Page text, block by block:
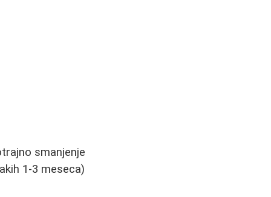
smanjenje
1-3 meseca)